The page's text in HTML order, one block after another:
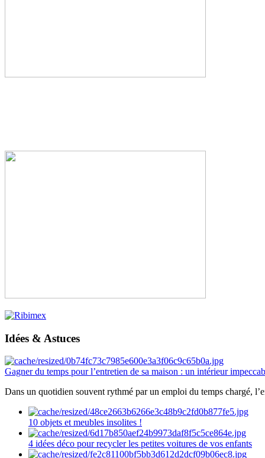
Idées & Astuces
Gagner du temps pour l’entretien de sa maison : un intérieur
Dans un quotidien souvent rythmé par un emploi du temps chargé,
10 objets et meubles insolites !
4 idées déco pour recycler les petites voitures de vos enfants